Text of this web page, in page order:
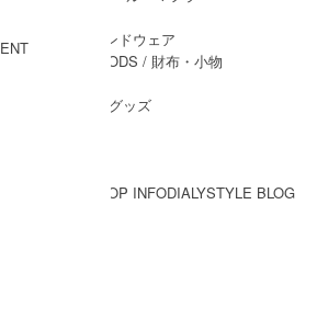
/ 手袋・ハンドウェア
GOODS / 財布・小物
/ その他グッズ
SHOP INFODIALYSTYLE BLOG